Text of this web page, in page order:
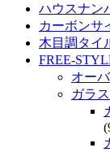
ハウスナン
カーボンサ
木目調タイ
FREE-
オー
ガラ